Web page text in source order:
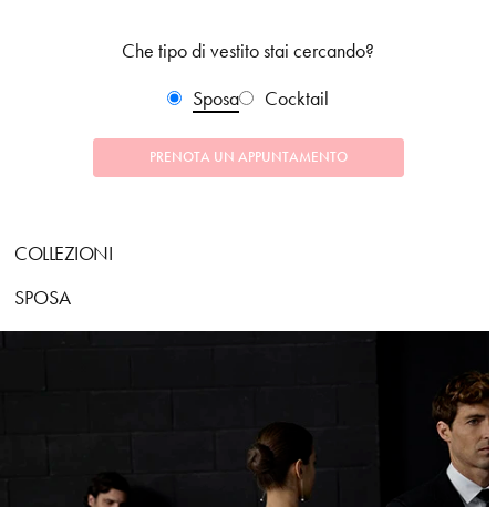
Che tipo di vestito stai cercando?
Sposa
Cocktail
PRENOTA UN APPUNTAMENTO
COLLEZIONI
SPOSA